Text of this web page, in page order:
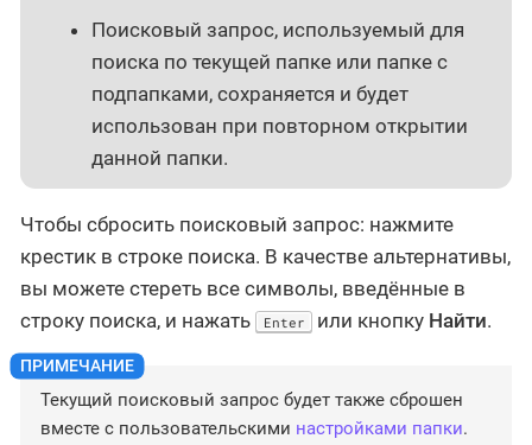
Поисковый запрос, используемый для
поиска по текущей папке или папке с
подпапками, сохраняется и будет
использован при повторном открытии
данной папки.
Чтобы сбросить поисковый запрос: нажмите
крестик в строке поиска. В качестве альтернативы,
вы можете стереть все символы, введённые в
строку поиска, и нажать
Enter или кнопку Найти.
Текущий поисковый запрос будет также сброшен
вместе с пользовательскими настройками папки.